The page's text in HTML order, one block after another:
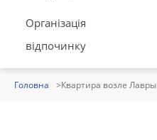
Організація
відпочинку
Головна Квартира возле Лавры